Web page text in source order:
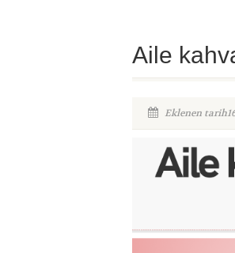
Aile
Eklenen